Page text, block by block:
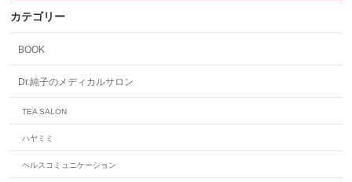
カテゴリー
BOOK
Dr.純子のメディカルサロン
TEA SALON
ハヤミミ
ヘルスコミュニケーション